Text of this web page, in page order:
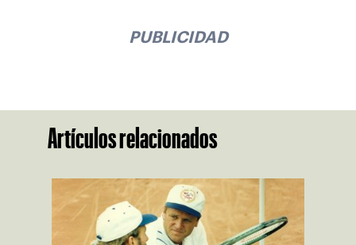
PUBLICIDAD
Artículos relacionados